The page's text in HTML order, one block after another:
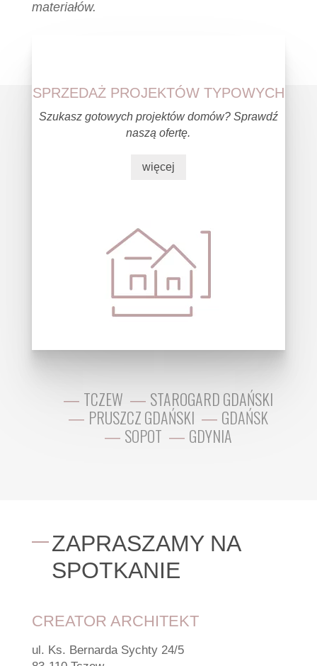
materiałów.
SPRZEDAŻ PROJEKTÓW TYPOWYCH
Szukasz gotowych projektów domów? Sprawdź
naszą ofertę.
więcej
TCZEW
STAROGARD GDAŃSKI
PRUSZCZ GDAŃSKI
GDAŃSK
SOPOT
GDYNIA
ZAPRASZAMY NA
SPOTKANIE
CREATOR ARCHITEKT
ul. Ks. Bernarda Sychty 24/5